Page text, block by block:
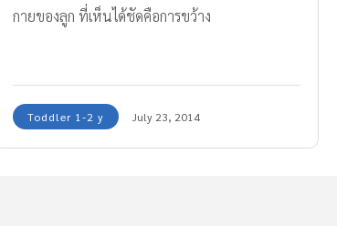
กายของลูก ที่เห็นได้ชัดคือการขว้าง
Toddler 1-2 y July 23, 2014